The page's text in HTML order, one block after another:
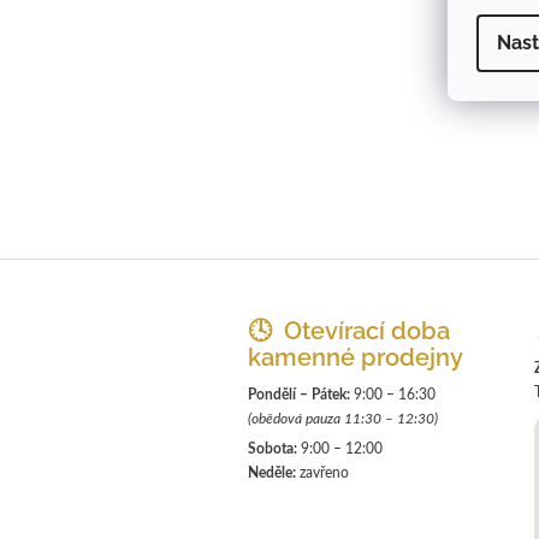
🕓 Otevírací doba
kamenné prodejny
Pondělí – Pátek: 9:00 – 16:30
(obědová pauza 11:30 – 12:30)
Sobota: 9:00 – 12:00
Neděle: zavřeno